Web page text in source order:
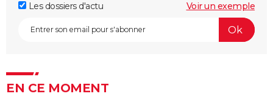
Les dossiers d'actu
Voir un exemple
EN CE MOMENT